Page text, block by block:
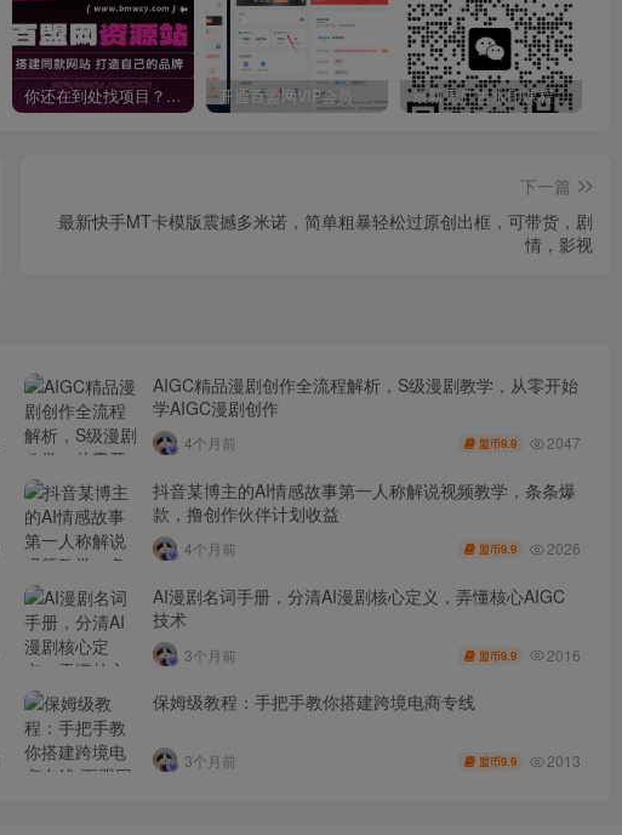
你还在到处找项目？还在当韭菜？我靠卖项目一个月收入5万+，曾经我也是个失败者。 最新无广告水印课程资源 长期更新
下一篇
最新快手MT卡模版震撼多米诺，简单粗暴轻松过原创出框，可带货，剧
情，影视
AIGC精品漫剧创作全流程解析，S级漫剧教学，从零开始
学AIGC漫剧创作
4个月前 盟币9.9 2047
抖音某博主的AI情感故事第一人称解说视频教学，条条爆
款，撸创作伙伴计划收益
4个月前 盟币9.9 2026
AI漫剧名词手册，分清AI漫剧核心定义，弄懂核心AIGC
技术
3个月前 盟币9.9 2016
保姆级教程：手把手教你搭建跨境电商专线
3个月前 盟币9.9 2013